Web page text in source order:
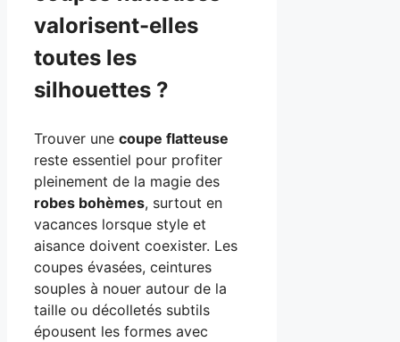
valorisent-elles
toutes les
silhouettes ?
Trouver une coupe flatteuse
reste essentiel pour profiter
pleinement de la magie des
robes bohèmes, surtout en
vacances lorsque style et
aisance doivent coexister. Les
coupes évasées, ceintures
souples à nouer autour de la
taille ou décolletés subtils
épousent les formes avec